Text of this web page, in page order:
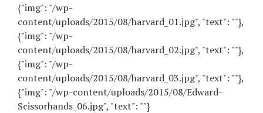
{"img": "/wp-
content/uploads/2015/08/harvard_01.jpg", "text": ""},
{"img": "/wp-
content/uploads/2015/08/harvard_02.jpg", "text": ""},
{"img": "/wp-
content/uploads/2015/08/harvard_03.jpg", "text": ""},
{"img": "/wp-content/uploads/2015/08/Edward-
Scissorhands_06.jpg", "text": ""}